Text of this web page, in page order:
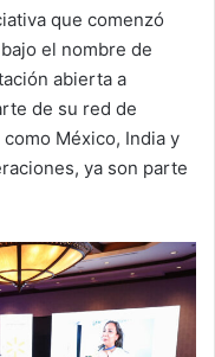
que comenzó
el nombre de
abierta a
de su red de
México, India y
ya son parte